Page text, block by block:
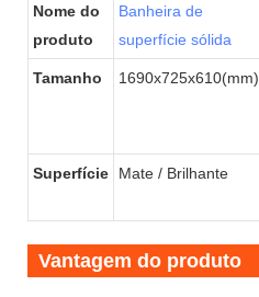
Nome do
produto
Banheira de
superfície sólida
Tamanho 1690x725x610(mm)
Superfície Mate / Brilhante
Vantagem do produto